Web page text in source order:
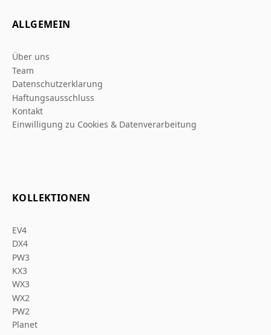
ALLGEMEIN
Über uns
Team
Datenschutzerklarung
Haftungsausschluss
Kontakt
Einwilligung zu Cookies & Datenverarbeitung
KOLLEKTIONEN
EV4
DX4
PW3
KX3
WX3
WX2
PW2
Planet